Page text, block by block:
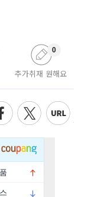
추가취재 원해요
0